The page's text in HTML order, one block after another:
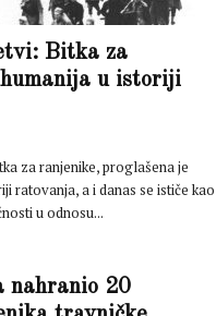
Bitka za
u istoriji
za ranjenike, proglašena je
ratovanja, a i danas se ističe kao
u odnosu...
nahranio 20